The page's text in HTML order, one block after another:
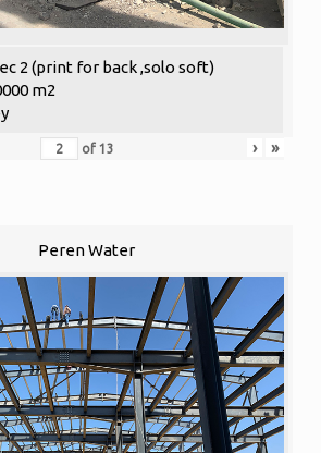
2 (print for back ,solo soft)
m2
of 13 › »
Peren Water